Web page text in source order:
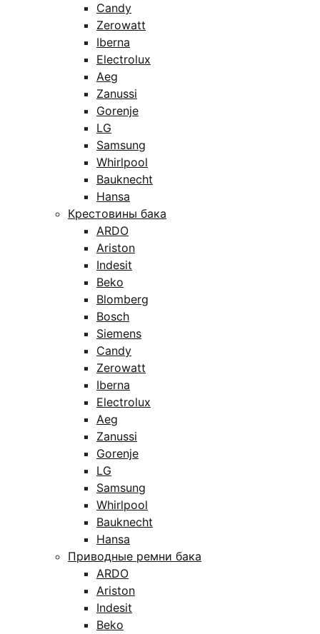
Candy
Zerowatt
Iberna
Electrolux
Aeg
Zanussi
Gorenje
LG
Samsung
Whirlpool
Bauknecht
Hansa
Крестовины бака
ARDO
Ariston
Indesit
Beko
Blomberg
Bosch
Siemens
Candy
Zerowatt
Iberna
Electrolux
Aeg
Zanussi
Gorenje
LG
Samsung
Whirlpool
Bauknecht
Hansa
Приводные ремни бака
ARDO
Ariston
Indesit
Beko